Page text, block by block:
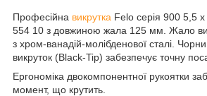
Професійна викрутка Felo серія 900 5,5
554 10 з довжиною жала 125 мм. Жало
з хром-ванадій-молібденової сталі.
викруток (Black-Tip) забезпечує точну
Ергономіка двокомпонентної рукоятки
момент, що крутить.